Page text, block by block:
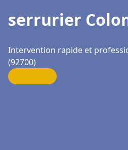
serrurier
Intervention rapide et
(92700)